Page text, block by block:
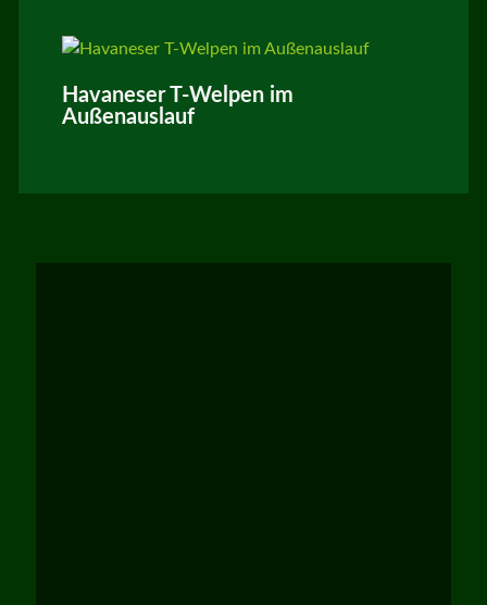
Havaneser T-Welpen im
Außenauslauf